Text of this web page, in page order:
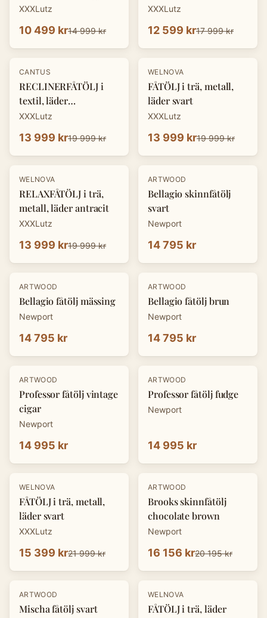
svart
XXXLutz
10 499 kr14 999 kr
XXXLutz
12 599 kr17 999 kr
-30%
CANTUS
RECLINERFÅTÖLJ i
textil, läder
cognacfärgad
XXXLutz
13 999 kr19 999 kr
-30 %
WELNOVA
FÅTÖLJ i trä, metall,
läder svart
XXXLutz
13 999 kr19 999 kr
-30 %
WELNOVA
RELAXFÅTÖLJ i trä,
metall, läder antracit
XXXLutz
13 999 kr19 999 kr
ARTWOOD
Bellagio skinnfåtölj
svart
Newport
14 795 kr
ARTWOOD
Bellagio fåtölj mässing
Newport
14 795 kr
ARTWOOD
Bellagio fåtölj brun
Newport
14 795 kr
ARTWOOD
Professor fåtölj vintage
cigar
Newport
14 995 kr
ARTWOOD
Professor fåtölj fudge
Newport
14 995 kr
-30 %
WELNOVA
FÅTÖLJ i trä, metall,
läder svart
XXXLutz
15 399 kr21 999 kr
-20%
ARTWOOD
Brooks skinnfåtölj
chocolate brown
Newport
16 156 kr20 195 kr
ARTWOOD
Mischa fåtölj svart
-30 %
WELNOVA
FÅTÖLJ i trä, läder